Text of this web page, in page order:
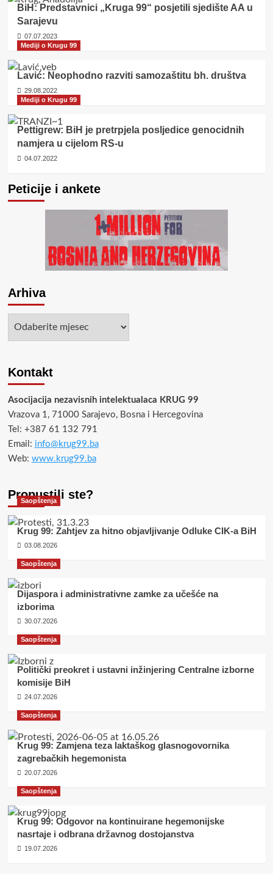
BiH: Predstavnici „Kruga 99“ posjetili sjedište AA u
Sarajevu
07.07.2023
Mediji o Krugu 99
Lavić: Neophodno razviti samozaštitu bh. društva
29.08.2022
Mediji o Krugu 99
Pettigrew: BiH je pretrpjela posljedice genocidnih
namjera u cijelom RS-u
04.07.2022
Peticije i ankete
Arhiva
Kontakt
Asocijacija nezavisnih intelektualaca KRUG 99
Vrazova 1, 71000 Sarajevo, Bosna i Hercegovina
Tel: +387 61 132 791
Email: info@krug99.ba
Web: www.krug99.ba
Propustili ste?
Saopštenja
Krug 99: Zahtjev za hitno objavljivanje Odluke CIK-a BiH
03.08.2026
Saopštenja
Dijaspora i administrativne zamke za učešće na
izborima
30.07.2026
Saopštenja
Politički preokret i ustavni inžinjering Centralne izborne
komisije BiH
24.07.2026
Saopštenja
Krug 99: Zamjena teza laktaškog glasnogovornika
zagrebačkih hegemonista
20.07.2026
Saopštenja
Krug 99: Odgovor na kontinuirane hegemonijske
nasrtaje i odbrana državnog dostojanstva
19.07.2026